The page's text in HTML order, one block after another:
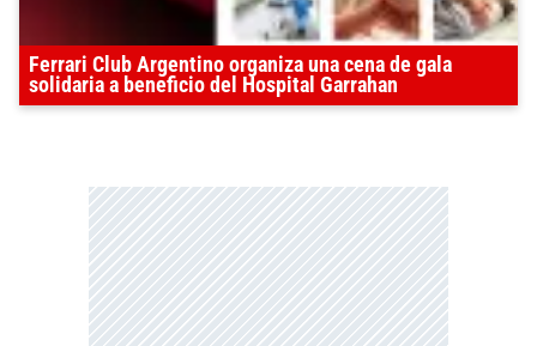
Ferrari Club Argentino organiza una cena de gala
solidaria a beneficio del Hospital Garrahan